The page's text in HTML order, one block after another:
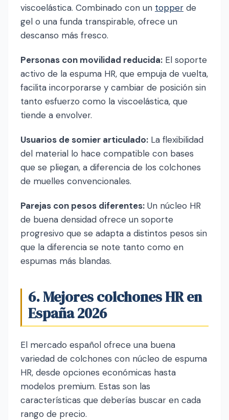
viscoelástica. Combinado con un topper de
gel o una funda transpirable, ofrece un
descanso más fresco.
Personas con movilidad reducida: El soporte
activo de la espuma HR, que empuja de vuelta,
facilita incorporarse y cambiar de posición sin
tanto esfuerzo como la viscoelástica, que
tiende a envolver.
Usuarios de somier articulado: La flexibilidad
del material lo hace compatible con bases
que se pliegan, a diferencia de los colchones
de muelles convencionales.
Parejas con pesos diferentes: Un núcleo HR
de buena densidad ofrece un soporte
progresivo que se adapta a distintos pesos sin
que la diferencia se note tanto como en
espumas más blandas.
6. Mejores colchones HR en
España 2026
El mercado español ofrece una buena
variedad de colchones con núcleo de espuma
HR, desde opciones económicas hasta
modelos premium. Estas son las
características que deberías buscar en cada
rango de precio.